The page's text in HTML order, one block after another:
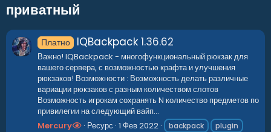
приватный
Платно IQBackpack 1.36.62
Важно! IQBackpack - многофункциональный рюкзак для
вашего сервера, с возможностью крафта и улучшения
рюкзаков! Возможности : Возможность делать различные
вариации рюкзаков с разным количеством слотов
Возможность игрокам сохранять N количество предметов по
привилегии на следующий вайп...
Mercury
Ресурс 1 Фев 2022 backpack
plugin